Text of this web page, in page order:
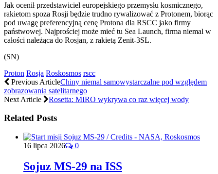
Jak ocenił przedstawiciel europejskiego przemysłu kosmicznego,
rakietom spoza Rosji będzie trudno rywalizować z Protonem, biorąc
pod uwagę preferencyjną cenę Protona dla RSCC jako firmy
państwowej. Najprościej może mieć tu Sea Launch, firma niemal w
całości należąca do Rosjan, z rakietą Zenit-3SL.
(SN)
Proton Rosja Roskosmos rscc
Previous ArticleChiny niemal samowystarczalne pod względem
zobrazowania satelitarnego
Next Article
Rosetta: MIRO wykrywa co raz więcej wody
Related Posts
16 lipca 2026 0
Sojuz MS-29 na ISS